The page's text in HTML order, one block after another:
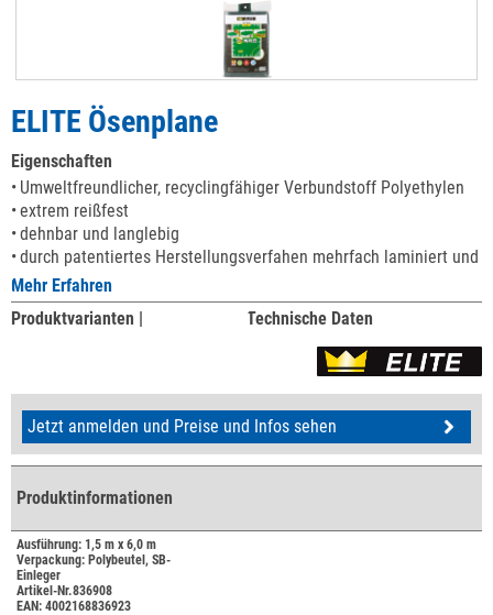
ELITE Ösenplane
Eigenschaften
Umweltfreundlicher, recyclingfähiger Verbundstoff Polyethylen
extrem reißfest
dehnbar und langlebig
durch patentiertes Herstellungsverfahen mehrfach laminiert und
Mehr Erfahren
Produktvarianten |
Technische Daten
Jetzt anmelden und Preise und Infos sehen
Produktinformationen
Ausführung: 1,5 m x 6,0 m
Verpackung: Polybeutel, SB-
Einleger
Artikel-Nr.836908
EAN: 4002168836923